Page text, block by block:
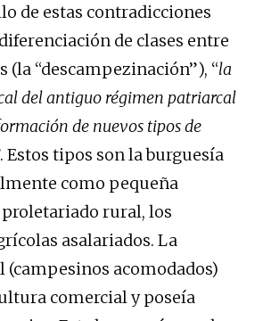
de estas contradicciones
de clases entre
(la “descampezinación”), “la
del antiguo régimen patriarcal
de nuevos tipos de
Estos tipos son la burguesía
como pequeña
rural, los
asalariados. La
(campesinos acomodados)
comercial y poseía